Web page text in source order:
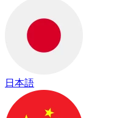
日本語